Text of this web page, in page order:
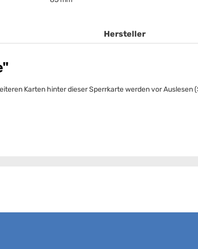
Hersteller
Karten hinter dieser Sperrkarte werden vor Auslesen